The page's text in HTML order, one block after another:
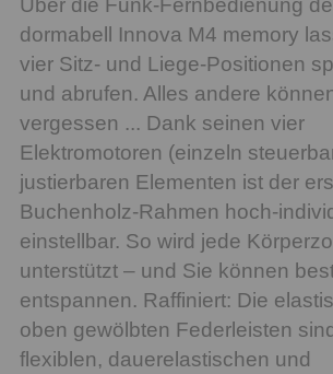
Über die Funk-Fernbedienung
dormabell Innova M4 memory
vier Sitz- und Liege-Positionen
und abrufen. Alles andere
vergessen ... Dank seinen vier
Elektromotoren (einzeln
justierbaren Elementen ist der
Buchenholz-Rahmen hoch-
einstellbar. So wird jede
unterstützt – und Sie können
entspannen. Raffiniert: Die
oben gewölbten Federleisten
flexiblen, dauerelastischen und